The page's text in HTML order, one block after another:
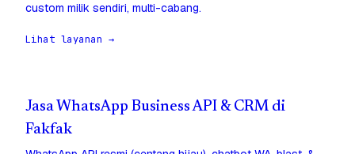
custom milik sendiri, multi-cabang.
Lihat layanan →
Jasa WhatsApp Business API & CRM di
Fakfak